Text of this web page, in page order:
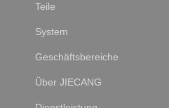
Teile
System
Geschäftsbereiche
Über JIECANG